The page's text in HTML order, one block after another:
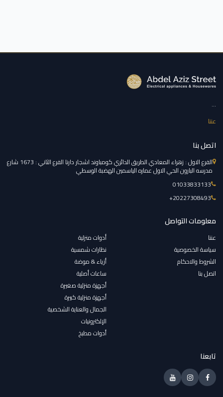
...
عننا
اتصل بنا
الفرع الاول : زهراء المعادي الطريق الدائري كومباوند اشجار دارنا الفرع الثاني : 1673 شارع
مدرسه البارون الحي الاول عماره الياسمين الهضبة الوسطي
01033833133
‎+20227308493
معلومات التواصل
عننا
سياسة الخصوصية
الشروط والاحكام
اتصل بنا
أدوات منزلية
نظارات شمسية
أزياء & موضة
ساعات أصلية
أجهزة منزلية صغيرة
أجهزة منزلية كبيرة
الجمال والعناية الشخصية
الإلكترونيات
أدوات مطبخ
تابعنا